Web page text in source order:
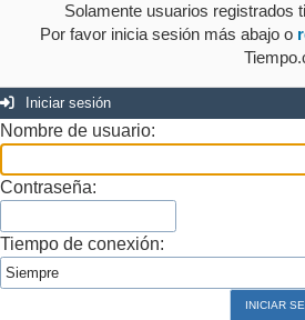
Solamente usuarios registrados
Por favor inicia sesión más abajo o
Iniciar sesión
Nombre de usuario:
Contraseña:
Tiempo de conexión: